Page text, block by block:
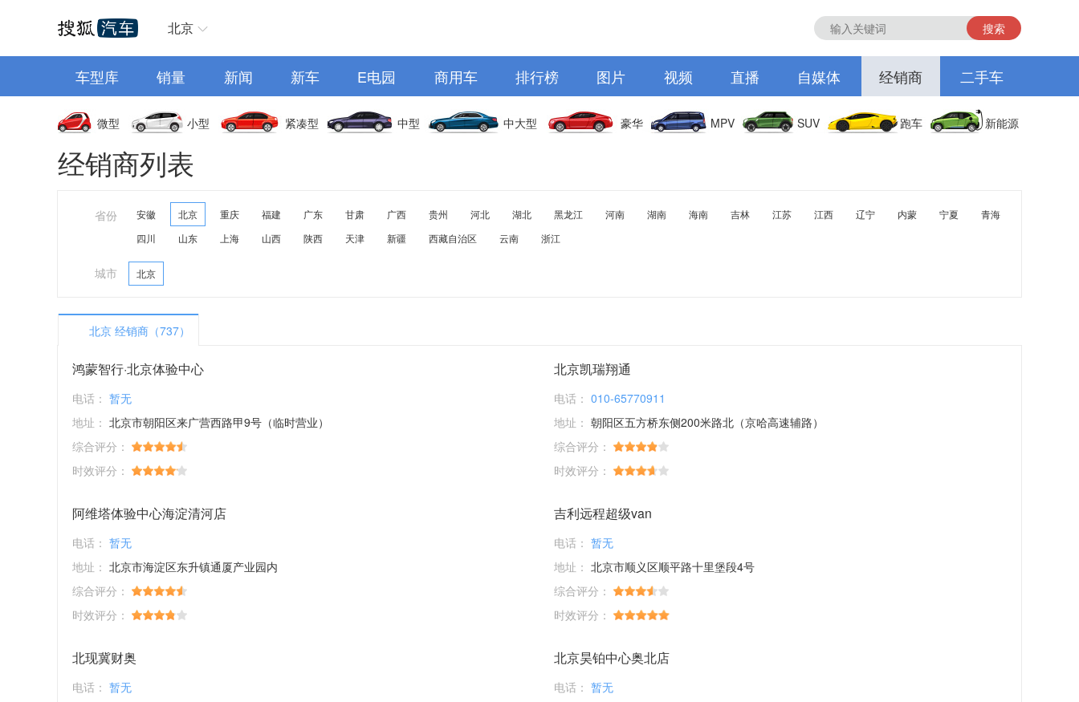
北京 搜索
车型库 销量 新闻 新车 E电园 商用车 排行榜 图片 视频 直播 自媒体 经销商 二手车
微型 小型 紧凑型 中型 中大型 豪华 MPV SUV 跑车 新能源
经销商列表
省份 安徽 北京 重庆 福建 广东 甘肃 广西 贵州 河北 湖北 黑龙江 河南 湖南 海南 吉林 江苏 江西 辽宁 内蒙 宁夏
青海
四川
山东 上海 山西 陕西 天津 新疆 西藏自治区 云南 浙江
城市 北京
北京 经销商（737）
鸿蒙智行·北京体验中心
电话： 暂无
地址： 北京市朝阳区来广营西路甲9号（临时营业）
综合评分：
时效评分：
北京凯瑞翔通
电话： 010-65770911
地址： 朝阳区五方桥东侧200米路北（京哈高速辅路）
综合评分：
时效评分：
阿维塔体验中心海淀清河店
电话： 暂无
地址： 北京市海淀区东升镇通厦产业园内
综合评分：
时效评分：
吉利远程超级van
电话： 暂无
地址： 北京市顺义区顺平路十里堡段4号
综合评分：
时效评分：
北现冀财奥
电话： 暂无
北京昊铂中心奥北店
电话： 暂无